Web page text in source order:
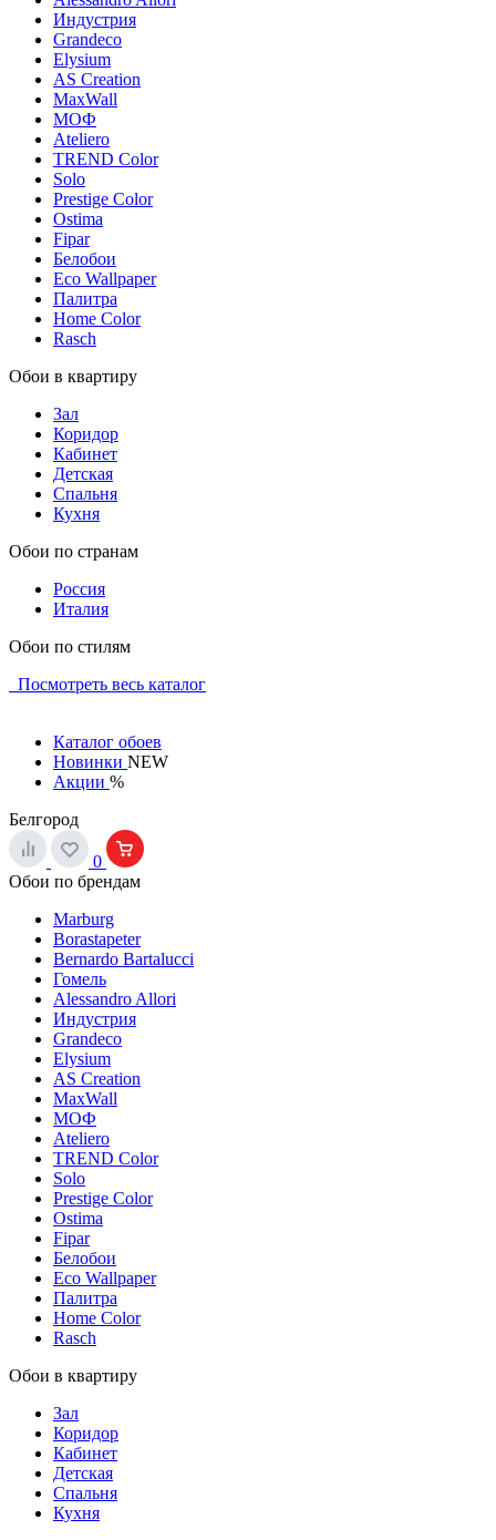
Индустрия
Grandeco
Elysium
AS Creation
MaxWall
МОФ
Ateliero
TREND Color
Solo
Prestige Color
Ostima
Fipar
Белобои
Eco Wallpaper
Палитра
Home Color
Rasch
Обои в квартиру
Зал
Коридор
Кабинет
Детская
Спальня
Кухня
Обои по странам
Россия
Италия
Обои по стилям
Посмотреть весь каталог
Каталог обоев
Новинки NEW
Акции %
Белгород
0
Обои по брендам
Marburg
Borastapeter
Bernardo Bartalucci
Гомель
Alessandro Allori
Индустрия
Grandeco
Elysium
AS Creation
MaxWall
МОФ
Ateliero
TREND Color
Solo
Prestige Color
Ostima
Fipar
Белобои
Eco Wallpaper
Палитра
Home Color
Rasch
Обои в квартиру
Зал
Коридор
Кабинет
Детская
Спальня
Кухня